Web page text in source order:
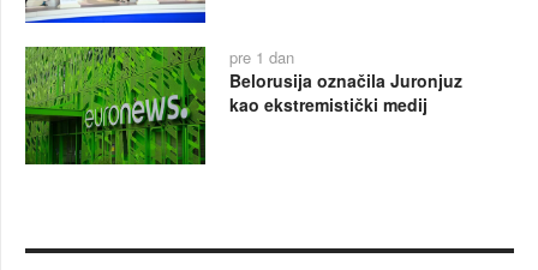
pre 1 dan
Belorusija označila Juronjuz
kao ekstremistički medij